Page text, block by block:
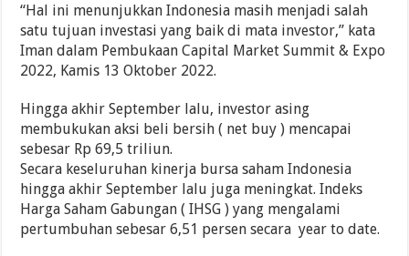
“Hal ini menunjukkan Indonesia masih menjadi salah
satu tujuan investasi yang baik di mata investor,” kata
Iman dalam Pembukaan Capital Market Summit & Expo
2022, Kamis 13 Oktober 2022.
Hingga akhir September lalu, investor asing
membukukan aksi beli bersih ( net buy ) mencapai
sebesar Rp 69,5 triliun.
Secara keseluruhan kinerja bursa saham Indonesia
hingga akhir September lalu juga meningkat. Indeks
Harga Saham Gabungan ( IHSG ) yang mengalami
pertumbuhan sebesar 6,51 persen secara year to date.